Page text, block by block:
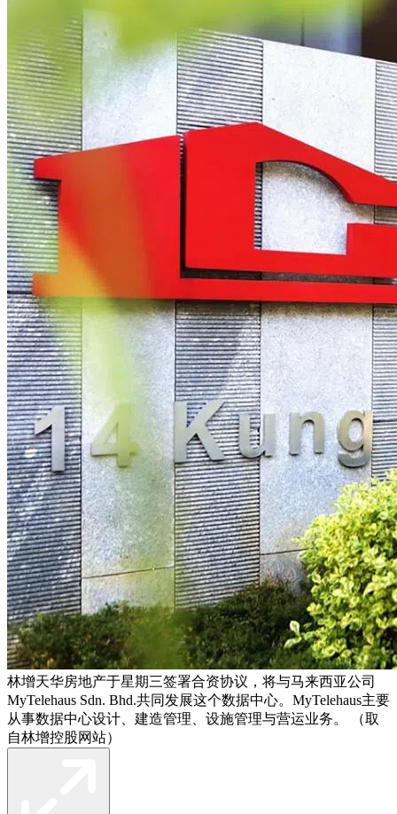
林增天华房地产于星期三签署合资协议，将与马来西亚公司
MyTelehaus Sdn. Bhd.共同发展这个数据中心。MyTelehaus主要
从事数据中心设计、建造管理、设施管理与营运业务。 （取
自林增控股网站）